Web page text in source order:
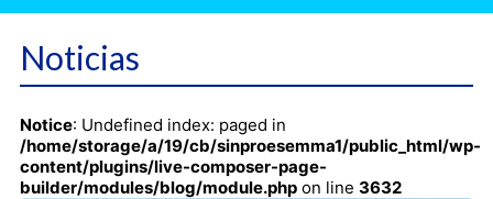
Noticias
Notice: Undefined index: paged in
/home/storage/a/19/cb/sinproesemma1/public_html/wp-
content/plugins/live-composer-page-
builder/modules/blog/module.phpon line 3632